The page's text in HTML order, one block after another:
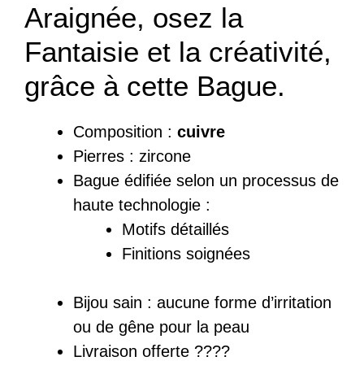
Araignée, osez la
Fantaisie et la créativité,
grâce à cette Bague.
Composition : cuivre
Pierres : zircone
Bague édifiée selon un processus de
haute technologie :
Motifs détaillés
Finitions soignées
Bijou sain : aucune forme d’irritation
ou de gêne pour la peau
Livraison offerte ????️